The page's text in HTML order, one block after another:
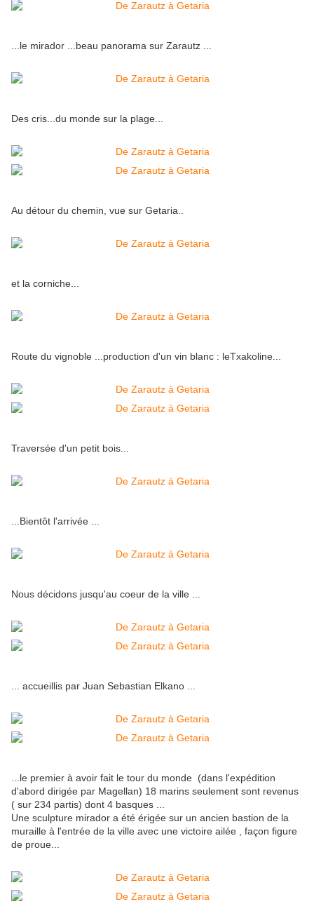
...le mirador ...beau panorama sur Zarautz ...
Des cris...du monde sur la plage...
Au détour du chemin, vue sur Getaria..
et la corniche...
Route du vignoble ...production d'un vin blanc : leTxakoline...
Traversée d'un petit bois...
...Bientôt l'arrivée ...
Nous décidons jusqu'au coeur de la ville ...
... accueillis par Juan Sebastian Elkano ...
...le premier à avoir fait le tour du monde (dans l'expédition
d'abord dirigée par Magellan) 18 marins seulement sont revenus
( sur 234 partis) dont 4 basques ...
Une sculpture mirador a été érigée sur un ancien bastion de la
muraille à l'entrée de la ville avec une victoire ailée , façon figure
de proue...